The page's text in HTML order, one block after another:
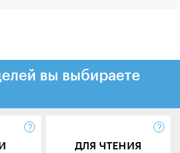
вы выбираете
ДЛЯ ЧТЕНИЯ